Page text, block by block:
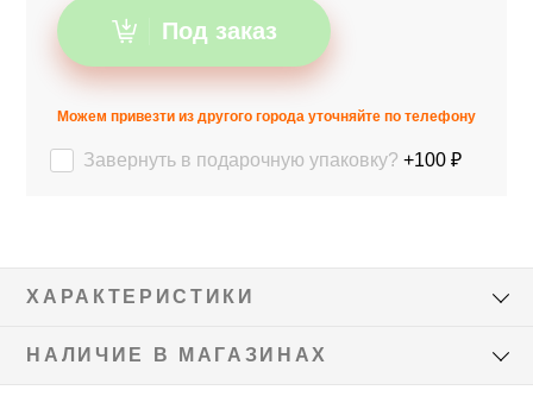
Под заказ
Можем привезти из другого города уточняйте по телефону
Завернуть в подарочную упаковку? +100 ₽
ХАРАКТЕРИСТИКИ
НАЛИЧИЕ В МАГАЗИНАХ